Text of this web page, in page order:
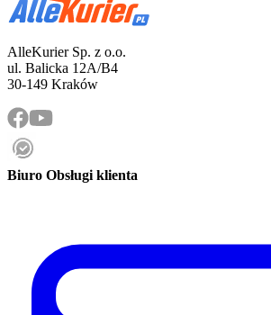
AlleKurier Sp. z o.o.
ul. Balicka 12A/B4
30-149 Kraków
Biuro Obsługi klienta